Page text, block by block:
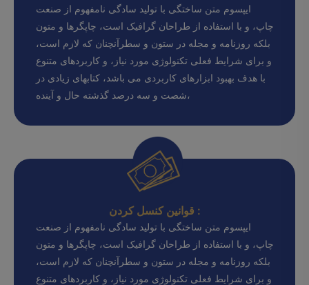
ایپسوم متن ساختگی با تولید سادگی نامفهوم از صنعت
چاپ، و با استفاده از طراحان گرافیک است، چاپگرها و متون
بلکه روزنامه و مجله در ستون و سطرآنچنان که لازم است،
و برای شرایط فعلی تکنولوژی مورد نیاز، و کاربردهای متنوع
با هدف بهبود ابزارهای کاربردی می باشد، کتابهای زیادی در
شصت و سه درصد گذشته حال و آینده،
قوانین کنسل کردن :
ایپسوم متن ساختگی با تولید سادگی نامفهوم از صنعت
چاپ، و با استفاده از طراحان گرافیک است، چاپگرها و متون
بلکه روزنامه و مجله در ستون و سطرآنچنان که لازم است،
و برای شرایط فعلی تکنولوژی مورد نیاز، و کاربردهای متنوع